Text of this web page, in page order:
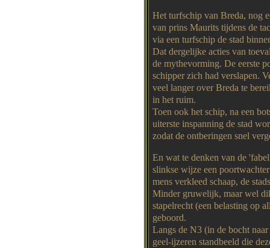
Het turfschip van Breda, nog
van prins Maurits tijdens de
via een turfschip de stad
Dat dergelijke acties van
de mythevorming. De eerste
schipper zich had verslapen.
veel langer over Breda te
in het ruim.
Toen ook het schip, na een
uiterste inspanning de stad
zodat de ontberingen snel
En wat te denken van de
slinkse wijze een
mens verkleed schaap, de
Minder gruwelijk, maar wel
stapelrecht (een belasting op
geboord.
Langs de N3 (in de bocht
geel-ijzeren standbeeld die